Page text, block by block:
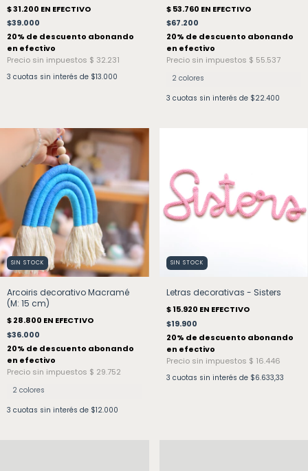
$39.000
3 cuotas sin interés de $13.000
$67.200
2 colores
3 cuotas sin interés de $22.400
SIN STOCK
Arcoiris decorativo Macramé
(M: 15 cm)
$36.000
2 colores
3 cuotas sin interés de $12.000
SIN STOCK
Letras decorativas - Sisters
$19.900
3 cuotas sin interés de $6.633,33